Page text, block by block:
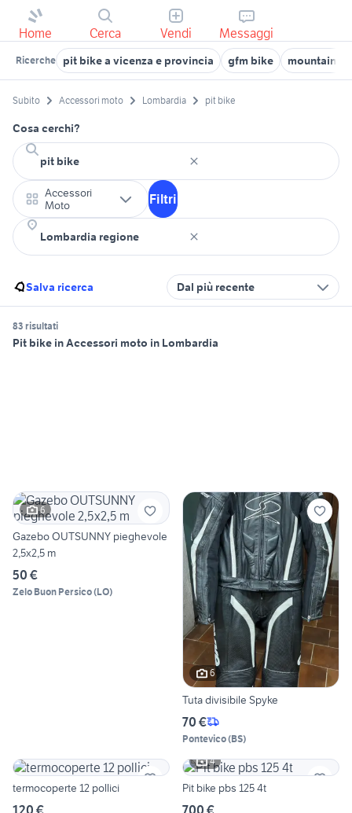
Home Cerca Vendi Messaggi
Ricerche pit bike a vicenza e provincia gfm bike mountain
Subito Accessori moto Lombardia pit bike
Cosa cerchi?
Accessori
Moto
Filtri
Salva ricerca Dal più recente
83 risultati
Pit bike in Accessori moto in Lombardia
6
Gazebo OUTSUNNY pieghevole
2,5x2,5 m
50 €
Zelo Buon Persico(LO)
6
Tuta divisibile Spyke
70 €
Pontevico(BS)
termocoperte 12 pollici
120 €
4
Pit bike pbs 125 4t
700 €